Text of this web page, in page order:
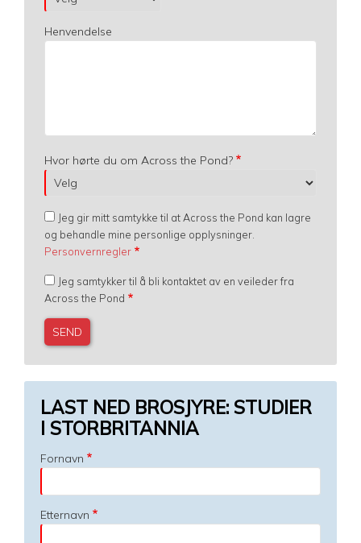
Henvendelse
Hvor hørte du om Across the Pond?
Jeg gir mitt samtykke til at Across the Pond kan lagre
og behandle mine personlige opplysninger.
Personvernregler
Jeg samtykker til å bli kontaktet av en veileder fra
Across the Pond
LAST NED BROSJYRE: STUDIER
I STORBRITANNIA
Fornavn
Etternavn